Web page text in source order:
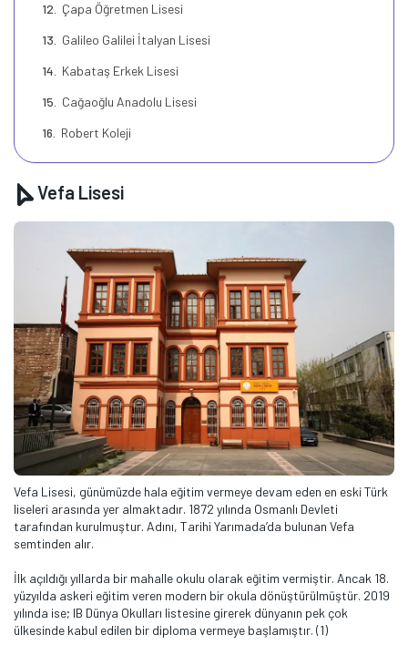
Çapa Öğretmen Lisesi
Galileo Galilei İtalyan Lisesi
Kabataş Erkek Lisesi
Cağaoğlu Anadolu Lisesi
Robert Koleji
Vefa Lisesi
Vefa Lisesi, günümüzde hala eğitim vermeye devam eden en eski Türk
liseleri arasında yer almaktadır. 1872 yılında Osmanlı Devleti
tarafından kurulmuştur. Adını, Tarihi Yarımada’da bulunan Vefa
semtinden alır.
İlk açıldığı yıllarda bir mahalle okulu olarak eğitim vermiştir. Ancak 18.
yüzyılda askeri eğitim veren modern bir okula dönüştürülmüştür. 2019
yılında ise; IB Dünya Okulları listesine girerek dünyanın pek çok
ülkesinde kabul edilen bir diploma vermeye başlamıştır. (1)